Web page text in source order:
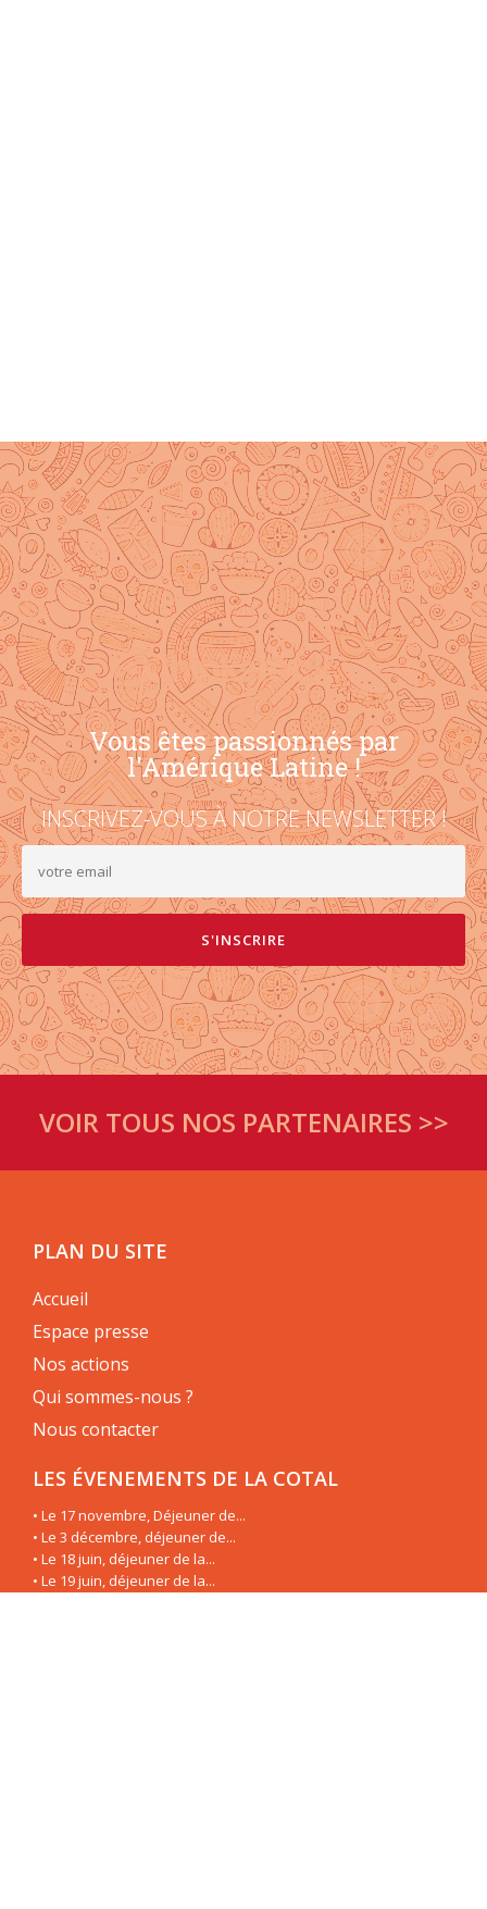
Vous êtes passionnés par
l'Amérique Latine !
INSCRIVEZ-VOUS À NOTRE NEWSLETTER !
VOIR TOUS NOS PARTENAIRES >>
PLAN DU SITE
Accueil
Espace presse
Nos actions
Qui sommes-nous ?
Nous contacter
LES ÉVENEMENTS DE LA COTAL
• Le 17 novembre, Déjeuner de...
• Le 3 décembre, déjeuner de...
• Le 18 juin, déjeuner de la...
• Le 19 juin, déjeuner de la...